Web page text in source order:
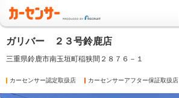
ガリバー ２３号鈴鹿店
三重県鈴鹿市南玉垣町稲狭間２８７６－１
カーセンサー認定取扱店 カーセンサーアフター保証取扱店